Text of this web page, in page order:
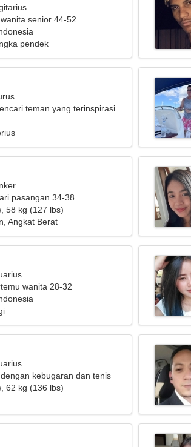
senior 44-52
pendek
teman yang terinspirasi
pasangan 34-38
58 kg (127 lbs)
Angkat Berat
wanita 28-32
kebugaran dan tenis
62 kg (136 lbs)